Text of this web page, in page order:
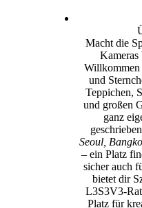
Macht die
Kameras
Willkommen
und
Teppichen,
und großen
ganz
Seoul,
– ein Platz
sicher auch
bietet dir
L3S3V3-
Platz für